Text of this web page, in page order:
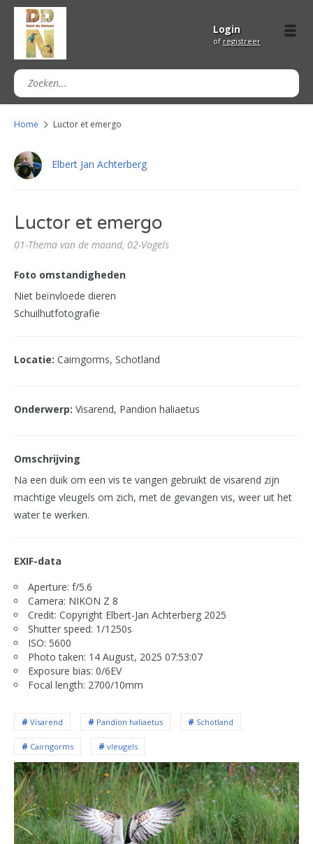
Login
of registreer
Home Luctor et emergo
Elbert Jan Achterberg
Luctor et emergo
01-Thema van de maand, 02-Vogels
Foto omstandigheden
Niet beïnvloede dieren
Schuilhutfotografie
Locatie: Cairngorms, Schotland
Onderwerp: Visarend, Pandion haliaetus
Omschrijving
Na een duik om een vis te vangen gebruikt de visarend zijn
machtige vleugels om zich, met de gevangen vis, weer uit het
water te werken.
EXIF-data
Aperture: f/5.6
Camera: NIKON Z 8
Credit: Copyright Elbert-Jan Achterberg 2025
Shutter speed: 1/1250s
ISO: 5600
Photo taken: 14 August, 2025 07:53:07
Exposure bias: 0/6EV
Focal length: 2700/10mm
Visarend Pandion haliaetus Schotland
Cairngorms vleugels